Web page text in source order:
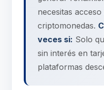
necesitas
criptomonedas.
veces si: Solo
sin interés en
plataformas